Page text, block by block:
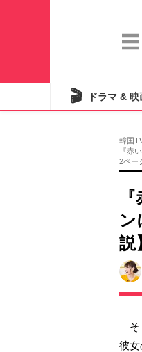
🎬 ドラマ & 映
韓国
『赤
2ペー
ン
説
そ
彼